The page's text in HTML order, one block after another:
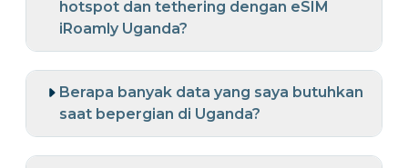
hotspot dan tethering dengan eSIM
iRoamly Uganda?
Berapa banyak data yang saya butuhkan
saat bepergian di Uganda?